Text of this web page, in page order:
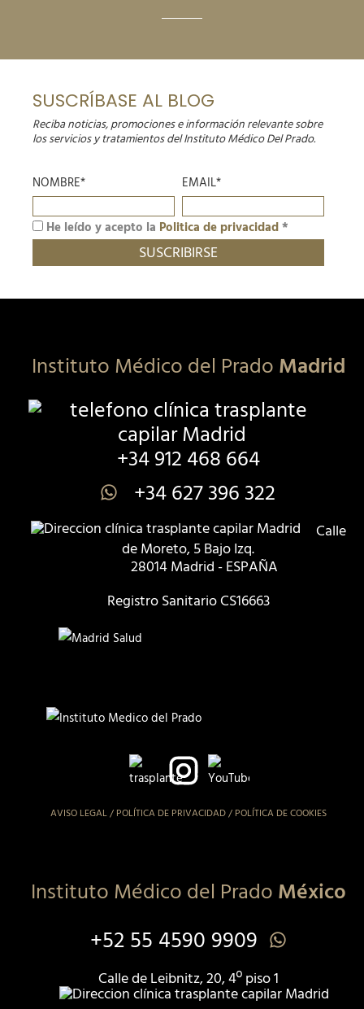
SUSCRÍBASE AL BLOG
Reciba noticias, promociones e información relevante sobre
los servicios y tratamientos del Instituto Médico Del Prado.
NOMBRE* EMAIL*
He leído y acepto la Politica de privacidad*
Instituto Médico del PradoMadrid
+34 912 468 664
+34 627 396 322
Calle
de Moreto, 5 Bajo Izq.
28014 Madrid - ESPAÑA
Registro Sanitario CS16663
AVISO LEGAL/ POLÍTICA DE PRIVACIDAD/ POLÍTICA DE COOKIES
Instituto Médico del PradoMéxico
+52 55 4590 9909
Calle de Leibnitz, 20, 4º piso 1